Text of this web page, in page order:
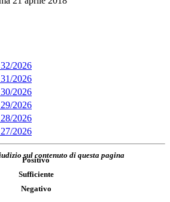
2026
2026
2026
2026
2026
2026
sul contenuto di questa pagina
Positivo
Sufficiente
Negativo